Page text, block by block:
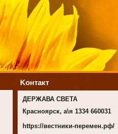
Koнтакт
ДЕРЖАВА СВЕТА
Красноярск, а\я 1334 660031
https://вестники-перемен.рф/